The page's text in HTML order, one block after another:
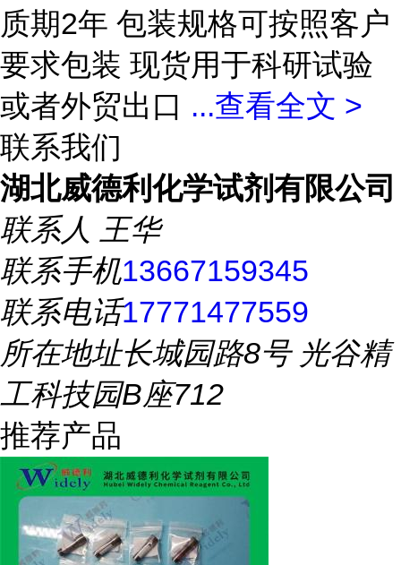
质期2年 包装规格可按照客户
要求包装 现货用于科研试验
或者外贸出口 ...查看全文 >
联系我们
湖北威德利化学试剂有限公司
联系人 王华
联系手机13667159345
联系电话17771477559
所在地址长城园路8号 光谷精
工科技园B座712
推荐产品